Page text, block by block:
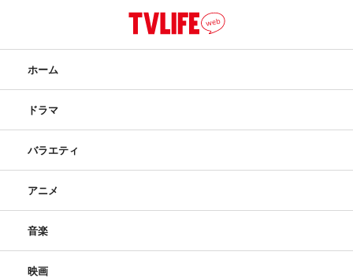
ホーム
ドラマ
バラエティ
アニメ
音楽
映画